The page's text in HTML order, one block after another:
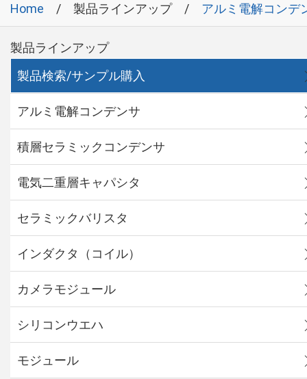
Home 製品ラインアップ アルミ電解コンデ
製品ラインアップ
製品検索/サンプル購入
アルミ電解コンデンサ
積層セラミックコンデンサ
電気二重層キャパシタ
セラミックバリスタ
インダクタ（コイル）
カメラモジュール
シリコンウエハ
モジュール